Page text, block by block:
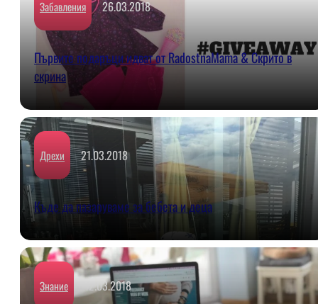
Забавления 26.03.2018
Първите подаръци идват от RadostnaMama & Скрито в
скрина
Дрехи 21.03.2018
Къде да пазаруваме за бебета и деца
Знаниe 12.03.2018